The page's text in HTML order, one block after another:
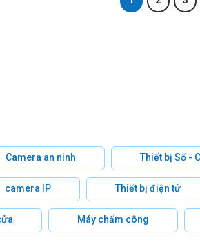
Camera an ninh Thiết bị Số -
camera IP Thiết bị điện tử
Máy chấm công